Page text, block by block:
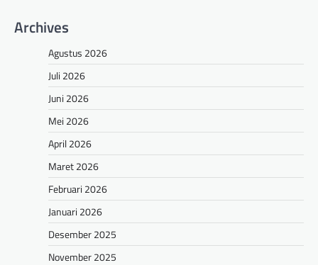
Archives
Agustus 2026
Juli 2026
Juni 2026
Mei 2026
April 2026
Maret 2026
Februari 2026
Januari 2026
Desember 2025
November 2025